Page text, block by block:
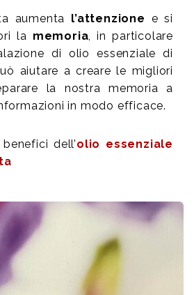
aumenta l’attenzione e si
la memoria, in particolare
di olio essenziale di
aiutare a creare le migliori
la nostra memoria a
in modo efficace.
dell’olio essenziale